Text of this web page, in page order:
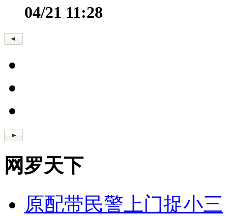
04/21 11:28
网罗天下
原配带民警上门捉小三